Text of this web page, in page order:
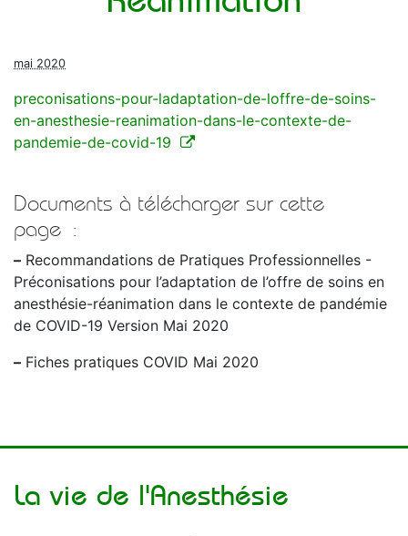
mai 2020
preconisations-pour-ladaptation-de-loffre-de-soins-
en-anesthesie-reanimation-dans-le-contexte-de-
pandemie-de-covid-19
Documents à télécharger sur cette
page :
– Recommandations de Pratiques Professionnelles -
Préconisations pour l’adaptation de l’offre de soins en
anesthésie-réanimation dans le contexte de pandémie
de COVID-19 Version Mai 2020
– Fiches pratiques COVID Mai 2020
La vie de l'Anesthésie